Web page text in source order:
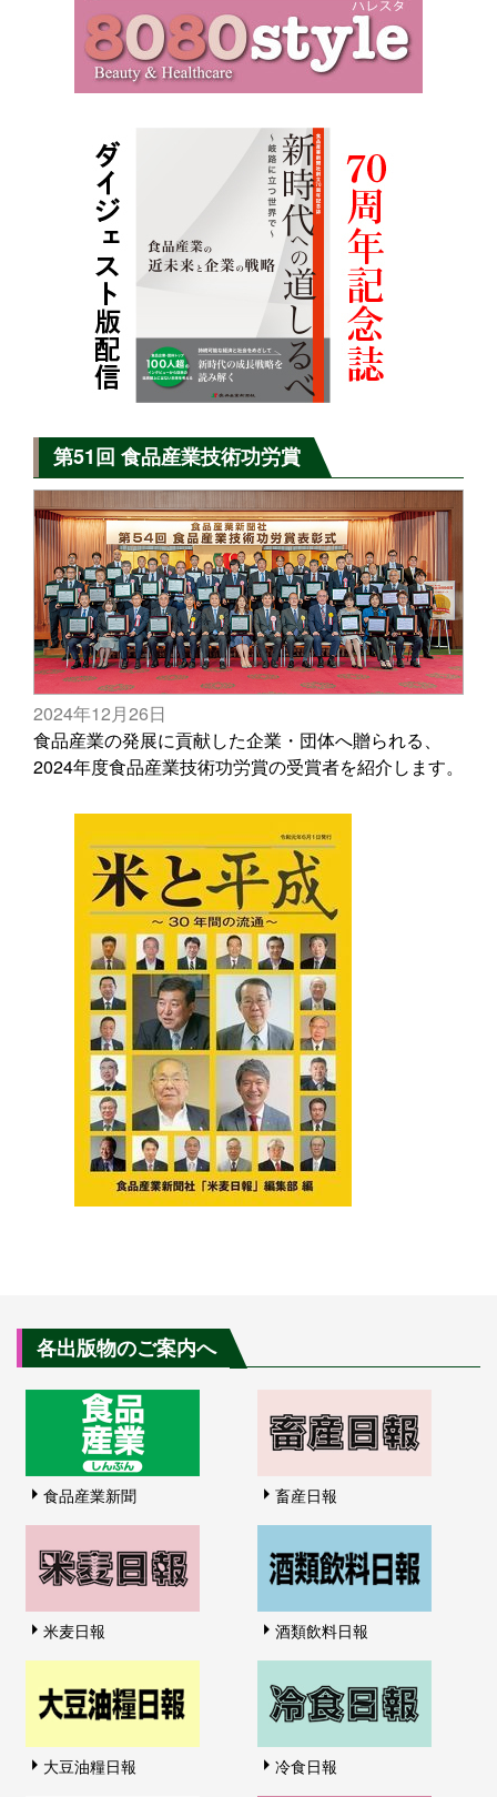
第51回 食品産業技術功労賞
2024年12月26日
食品産業の発展に貢献した企業・団体へ贈られる、
2024年度食品産業技術功労賞の受賞者を紹介します。
各出版物のご案内へ
食品産業新聞 畜産日報
米麦日報 酒類飲料日報
大豆油糧日報 冷食日報